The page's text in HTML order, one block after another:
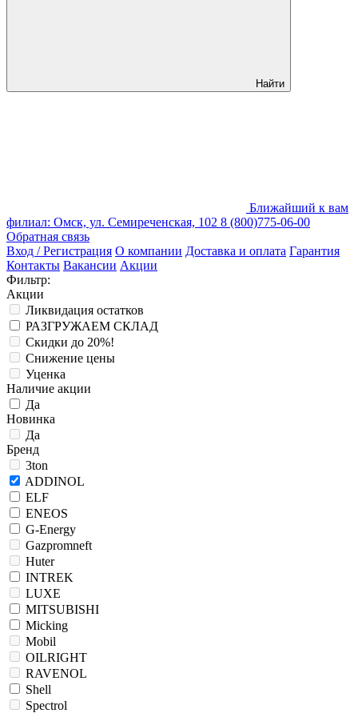
Найти
Ближайший к вам
филиал: Омск, ул. Семиреченская, 102 8 (800)775-06-00
Обратная связь
Вход / Регистрация О компании Доставка и оплата Гарантия
Контакты Вакансии Акции
Фильтр:
Акции
Ликвидация остатков
РАЗГРУЖАЕМ СКЛАД
Скидки до 20%!
Снижение цены
Уценка
Наличие акции
Да
Новинка
Да
Бренд
3ton
ADDINOL
ELF
ENEOS
G-Energy
Gazpromneft
Huter
INTREK
LUXE
MITSUBISHI
Micking
Mobil
OILRIGHT
RAVENOL
Shell
Spectrol